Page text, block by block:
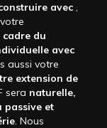
avec ,
du
avec
aussi votre
extension de
sera naturelle,
passive et
. Nous